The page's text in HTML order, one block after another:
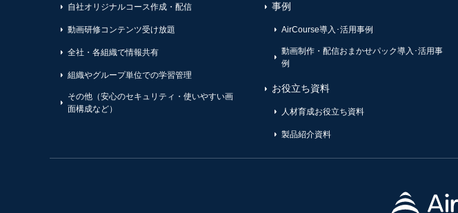
自社オリジナルコース作成・配信
動画研修コンテンツ受け放題
全社・各組織で情報共有
組織やグループ単位での学習管理
その他（安心のセキュリティ・使いやすい画
面構成など）
事例
AirCourse導入･活用事例
動画制作・配信おまかせパック導入･活用事
例
お役立ち資料
人材育成お役立ち資料
製品紹介資料